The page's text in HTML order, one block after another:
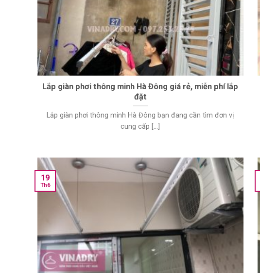
Lắp giàn phơi thông minh Hà Đông giá rẻ, miễn phí lắp
đặt
Lắp giàn phơi thông minh Hà Đông bạn đang cần tìm đơn vị
cung cấp [...]
19
Th6